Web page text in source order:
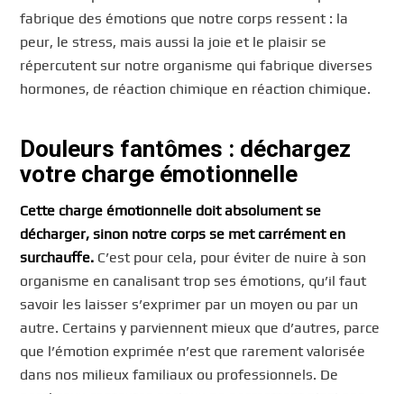
fabrique des émotions que notre corps ressent : la
peur, le stress, mais aussi la joie et le plaisir se
répercutent sur notre organisme qui fabrique diverses
hormones, de réaction chimique en réaction chimique.
Douleurs fantômes : déchargez
votre charge émotionnelle
Cette charge émotionnelle doit absolument se
décharger, sinon notre corps se met carrément en
surchauffe. C’est pour cela, pour éviter de nuire à son
organisme en canalisant trop ses émotions, qu’il faut
savoir les laisser s’exprimer par un moyen ou par un
autre. Certains y parviennent mieux que d’autres, parce
que l’émotion exprimée n’est que rarement valorisée
dans nos milieux familiaux ou professionnels. De